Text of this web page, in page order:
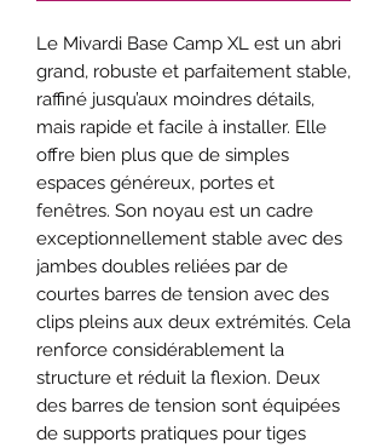
Le Mivardi Base Camp XL est un abri
grand, robuste et parfaitement stable,
raffiné jusqu’aux moindres détails,
mais rapide et facile à installer. Elle
offre bien plus que de simples
espaces généreux, portes et
fenêtres. Son noyau est un cadre
exceptionnellement stable avec des
jambes doubles reliées par de
courtes barres de tension avec des
clips pleins aux deux extrémités. Cela
renforce considérablement la
structure et réduit la flexion. Deux
des barres de tension sont équipées
de supports pratiques pour tiges